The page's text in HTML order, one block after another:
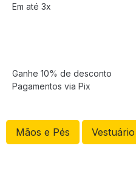
Em até 3x
Ganhe 10% de desconto
Pagamentos via Pix
Mãos e Pés Vestuário